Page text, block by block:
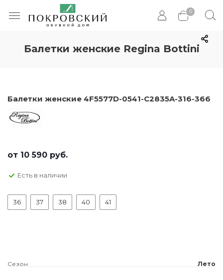
0
Балетки женские Regina Bottini
Балетки женские 4F5577D-0541-C2835A-316-366
от 10 590 руб.
Есть в наличии
36 37 38 40 41
Сезон Лето